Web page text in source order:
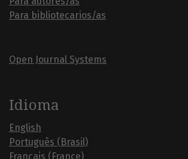
Para bibliotecarios/as
Open Journal Systems
Idioma
English
Português (Brasil)
Français (France)